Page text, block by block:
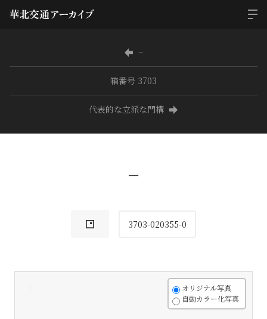
−
箱番号 3703
代表的な立派な門構
−
3703-020355-0
オリジナル写真
自動カラー化写真